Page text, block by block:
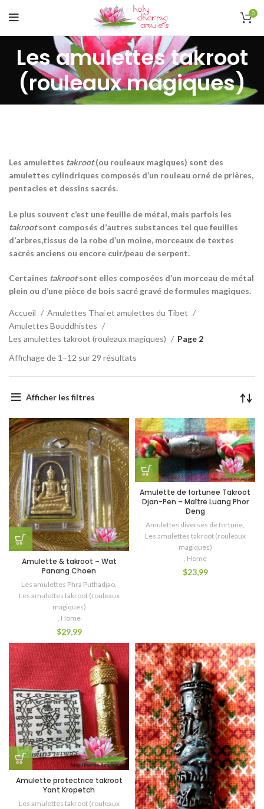
0
Les amulettes takroot
(rouleaux magiques)
Les amulettes takroot(ou rouleaux magiques) sont des
amulettes cylindriques composés d’un rouleau orné de prières,
pentacles et dessins sacrés.
Le plus souvent c’est une feuille de métal, mais parfois les
takrootsont composés d’autres substances tel que feuilles
d’arbres,tissus de la robe d’un moine, morceaux de textes
sacrés anciens ou encore cuir/peau de serpent.
Certaines takrootsont elles composées d’un morceau de métal
plein ou d’une pièce de bois sacré gravé de formules magiques.
Accueil
Amulettes Thai et amulettes du Tibet
Amulettes Bouddhistes
Les amulettes takroot (rouleaux magiques)
Page 2
Affichage de 1–12 sur 29 résultats
Afficher les filtres
Amulette & takroot – Wat
Panang Choen
Les amulettes Phra Puthadjao,
Les amulettes takroot (rouleaux
magiques)
, Home
$29,99
Amulette de fortunee Takroot
Djan-Pen – Maître Luang Phor
Deng
Amulettes diverses de fortune,
Les amulettes takroot (rouleaux
magiques)
, Home
$23,99
Amulette protectrice takroot
Yant Kropetch
Les amulettes takroot (rouleaux